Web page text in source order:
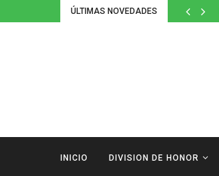
ÚLTIMAS NOVEDADES
INICIO DIVISION DE HONOR